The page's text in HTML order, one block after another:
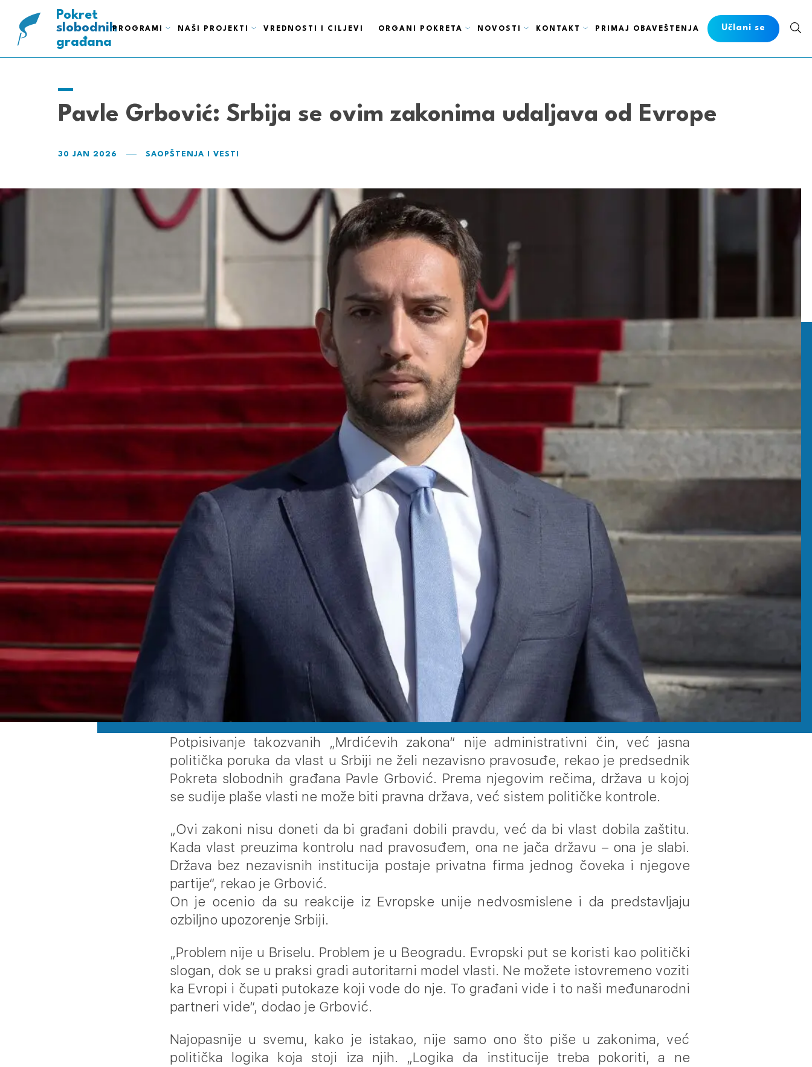
Pokret
pametnih
slobodnih
građana
PROGRAMI NAŠI PROJEKTI VREDNOSTI I CILJEVI ORGANI POKRETA NOVOSTI KONTAKT PRIMAJ OBAVEŠTENJA Učlani se
Pavle Grbović: Srbija se ovim zakonima udaljava od Evrope
30 JAN 2026 SAOPŠTENJA I VESTI
Potpisivanje takozvanih „Mrdićevih zakona“ nije administrativni čin, već jasna
politička poruka da vlast u Srbiji ne želi nezavisno pravosuđe, rekao je predsednik
Pokreta slobodnih građana Pavle Grbović. Prema njegovim rečima, država u kojoj
se sudije plaše vlasti ne može biti pravna država, već sistem političke kontrole.
„Ovi zakoni nisu doneti da bi građani dobili pravdu, već da bi vlast dobila zaštitu.
Kada vlast preuzima kontrolu nad pravosuđem, ona ne jača državu – ona je slabi.
Država bez nezavisnih institucija postaje privatna firma jednog čoveka i njegove
partije“, rekao je Grbović.
On je ocenio da su reakcije iz Evropske unije nedvosmislene i da predstavljaju
ozbiljno upozorenje Srbiji.
„Problem nije u Briselu. Problem je u Beogradu. Evropski put se koristi kao politički
slogan, dok se u praksi gradi autoritarni model vlasti. Ne možete istovremeno voziti
ka Evropi i čupati putokaze koji vode do nje. To građani vide i to naši međunarodni
partneri vide“, dodao je Grbović.
Najopasnije u svemu, kako je istakao, nije samo ono što piše u zakonima, već
politička logika koja stoji iza njih. „Logika da institucije treba pokoriti, a ne